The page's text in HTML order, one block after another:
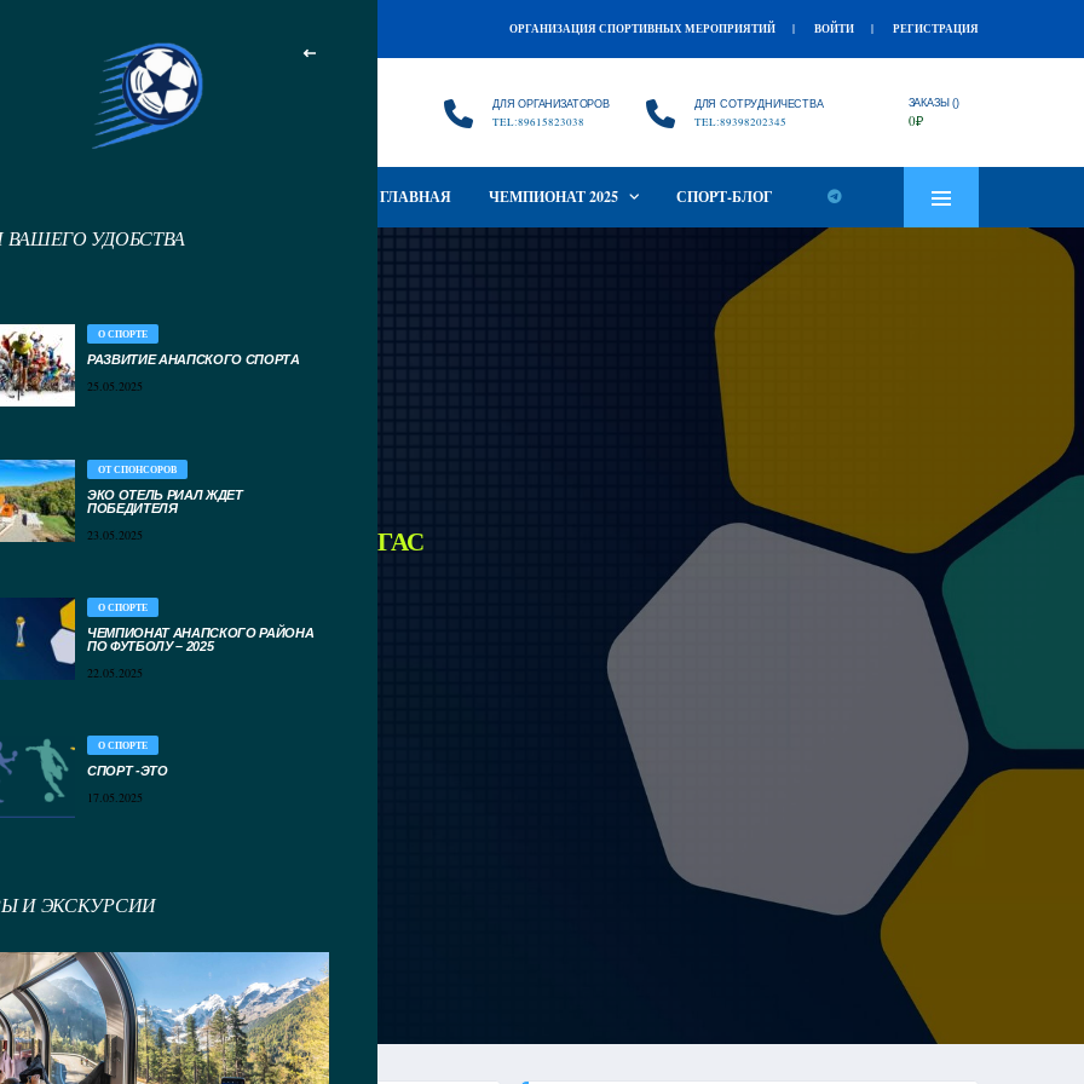
ОРГАНИЗАЦИЯ СПОРТИВНЫХ МЕРОПРИЯТИЙ ВОЙТИ РЕГИСТРАЦИЯ
ДЛЯ ОРГАНИЗАТОРОВ
TEL:89615823038
ДЛЯ СОТРУДНИЧЕСТВА
TEL:89398202345
ЗАКАЗЫ ()
0₽
ГЛАВНАЯ ЧЕМПИОНАТ 2025 СПОРТ-БЛОГ
ВАШЕГО УДОБСТВА
О СПОРТЕ
РАЗВИТИЕ АНАПСКОГО СПОРТА
25.05.2025
ОТ СПОНСОРОВ
ЭКО ОТЕЛЬ РИАЛ ЖДЕТ
ПОБЕДИТЕЛЯ
23.05.2025
О СПОРТЕ
ЧЕМПИОНАТ АНАПСКОГО РАЙОНА
ПО ФУТБОЛУ – 2025
22.05.2025
О СПОРТЕ
СПОРТ -ЭТО
17.05.2025
И ЭКСКУРСИИ
ФК РАССВЕТ – ФК ПЕГАС